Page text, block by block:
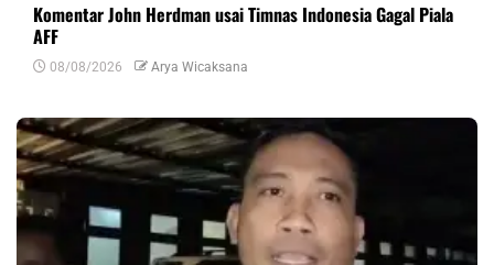
Komentar John Herdman usai Timnas Indonesia Gagal Piala
AFF
08/08/2026 Arya Wicaksana